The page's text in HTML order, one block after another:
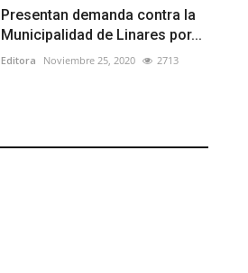
Presentan demanda contra la
Municipalidad de Linares por...
Editora Noviembre 25, 2020 2713